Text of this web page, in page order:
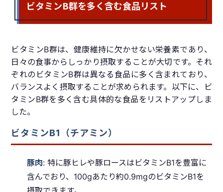
ビタミンB群を多く含む食品リスト
ビタミンB群は、健康維持に欠かせない栄養素であり、
日々の食事からしっかり摂取することが大切です。それ
ぞれのビタミンB群は異なる食品に多く含まれており、
バランスよく摂取することが求められます。以下に、ビ
タミンB群を多く含む具体的な食品をリストアップしま
した。
ビタミンB1（チアミン）
豚肉: 特に豚ヒレや豚ロースはビタミンB1を豊富に
含んでおり、100gあたり約0.9mgのビタミンB1を